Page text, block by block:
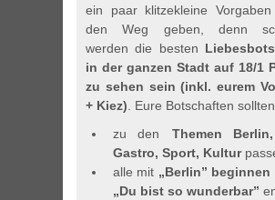
ein paar klitzekleine
den Weg geben, denn
werden die besten
in der ganzen Stadt auf 18/1
zu sehen sein (inkl. eurem
+ Kiez). Eure Botschaften
zu den Themen
Gastro, Sport, Kultur
alle mit „Berlin” beginnen
„Du bist so wunderbar”